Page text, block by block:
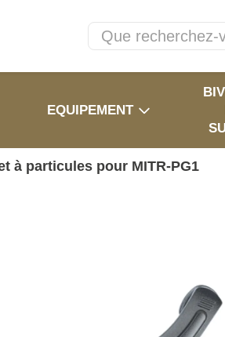
EQUIPEMENT
à particules pour MITR-PG1